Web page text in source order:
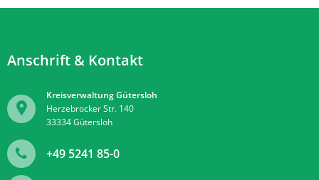
Anschrift & Kontakt
Kreisverwaltung Gütersloh
Herzebrocker Str. 140
33334Gütersloh
+49 5241 85-0